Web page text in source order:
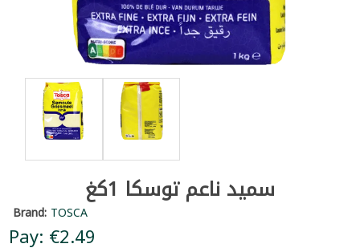
سميد ناعم توسكا 1كغ
Brand: TOSCA
Pay: €2.49